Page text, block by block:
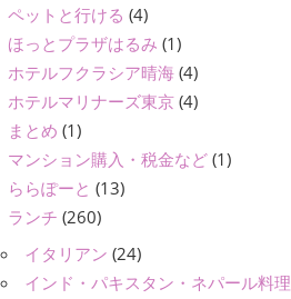
ペットと行ける (4)
ほっとプラザはるみ (1)
ホテルフクラシア晴海 (4)
ホテルマリナーズ東京 (4)
まとめ (1)
マンション購入・税金など (1)
ららぽーと (13)
ランチ (260)
イタリアン (24)
インド・パキスタン・ネパール料理